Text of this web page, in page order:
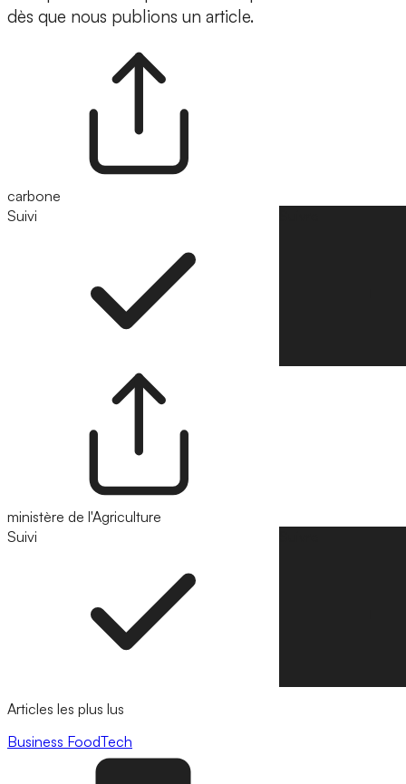
dès que nous publions un article.
carbone
Suivi
ministère de l'Agriculture
Suivi
Articles les plus lus
Business FoodTech